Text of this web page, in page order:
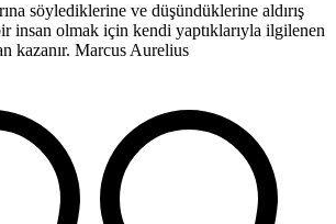
söylediklerine ve düşündüklerine aldırış
insan olmak için kendi yaptıklarıyla ilgilenen
kazanır. Marcus Aurelius